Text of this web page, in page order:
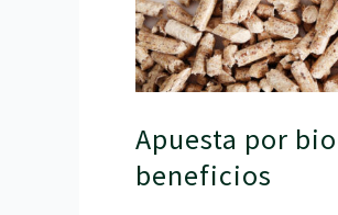
Apuesta por
beneficios